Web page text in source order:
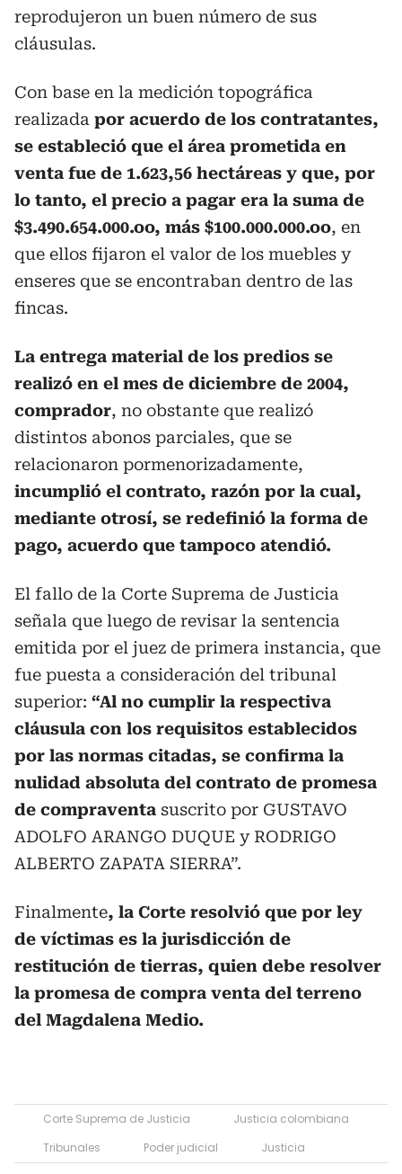
reprodujeron un buen número de sus
cláusulas.
Con base en la medición topográfica
realizada por acuerdo de los contratantes,
se estableció que el área prometida en
venta fue de 1.623,56 hectáreas y que, por
lo tanto, el precio a pagar era la suma de
$3.490.654.000.oo, más $100.000.000.oo, en
que ellos fijaron el valor de los muebles y
enseres que se encontraban dentro de las
fincas.
La entrega material de los predios se
realizó en el mes de diciembre de 2004,
comprador, no obstante que realizó
distintos abonos parciales, que se
relacionaron pormenorizadamente,
incumplió el contrato, razón por la cual,
mediante otrosí, se redefinió la forma de
pago, acuerdo que tampoco atendió.
El fallo de la Corte Suprema de Justicia
señala que luego de revisar la sentencia
emitida por el juez de primera instancia, que
fue puesta a consideración del tribunal
superior: “Al no cumplir la respectiva
cláusula con los requisitos establecidos
por las normas citadas, se confirma la
nulidad absoluta del contrato de promesa
de compraventa suscrito por GUSTAVO
ADOLFO ARANGO DUQUE y RODRIGO
ALBERTO ZAPATA SIERRA”.
Finalmente, la Corte resolvió que por ley
de víctimas es la jurisdicción de
restitución de tierras, quien debe resolver
la promesa de compra venta del terreno
del Magdalena Medio.
Corte Suprema de Justicia
Justicia colombiana
Tribunales
Poder judicial Justicia